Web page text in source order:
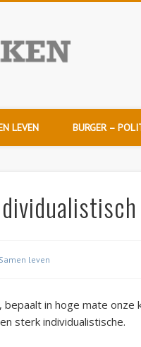
LEVEN BURGER –
Samen leven
in hoge mate
sterk individualistische.